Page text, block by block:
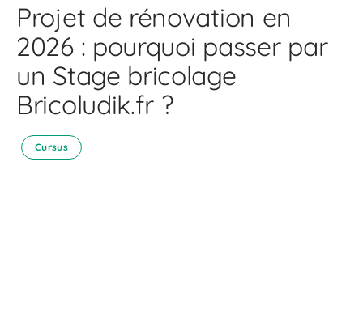
Projet de rénovation en
2026 : pourquoi passer par
un Stage bricolage
Bricoludik.fr ?
Cursus